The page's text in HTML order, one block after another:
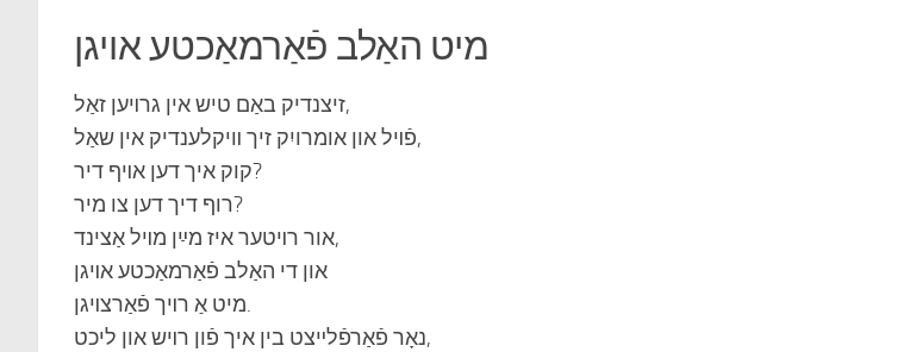
מיט האַלב פֿאַרמאַכטע אױגן
זיצנדיק באַם טיש אין גרױען זאַל,
פֿױל און אומרויִק זיך װיקלענדיק אין שאַל,
קוק איך דען אױף דיר?
רוף דיך דען צו מיר?
אור רױטער איז מײַן מױל אַצינד,
און די האַלב פֿאַרמאַכטע אױגן
מיט אַ רױך פֿאַרצױגן.
נאָר פֿאַרפֿלײצט בין איך פֿון רױש און ליכט,